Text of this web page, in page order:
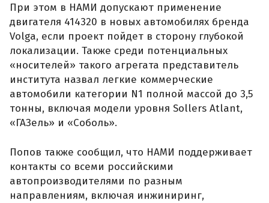
При этом в НАМИ допускают применение
двигателя 414320 в новых автомобилях бренда
Volga, если проект пойдет в сторону глубокой
локализации. Также среди потенциальных
«носителей» такого агрегата представитель
института назвал легкие коммерческие
автомобили категории N1 полной массой до 3,5
тонны, включая модели уровня Sollers Atlant,
«ГАЗель» и «Соболь».
Попов также сообщил, что НАМИ поддерживает
контакты со всеми российскими
автопроизводителями по разным
направлениям, включая инжиниринг,